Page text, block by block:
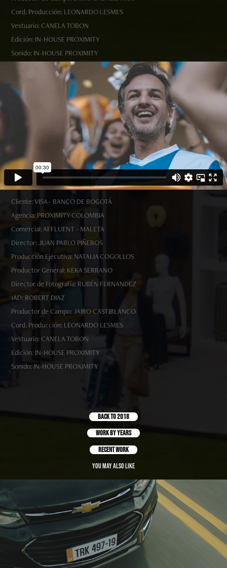
Cord. Producción: LEONARDO LESMES
Vestuario: CANELA TOBON
Edición: IN-HOUSE PROXIMITY
Sonido: IN-HOUSE PROXIMITY
Cliente: VISA - BANCO DE BOGOTÁ
Agencia: PROXIMITY COLOMBIA
Comercial: AFFLUENT - MALETA
Director: JUAN PABLO PIÑEROS
Producción Ejecutiva: NATALIA COGOLLOS
Productor General: KEKA SERRANO
Director de Fotografía: RUBÉN FERNANDEZ
1AD: ROBERT DIAZ
Productor de Campo: JAIRO CASTIBLANCO
Cord. Producción: LEONARDO LESMES
Vestuario: CANELA TOBON
Edición: IN-HOUSE PROXIMITY
Sonido: IN-HOUSE PROXIMITY
BACK TO 2018
work by years
recent work
You may also like
CHEVROLET TRACKER